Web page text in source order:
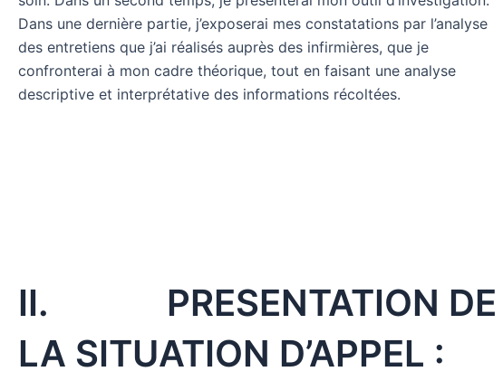
Dans une dernière partie, j’exposerai mes constatations par l’analyse
des entretiens que j’ai réalisés auprès des infirmières, que je
confronterai à mon cadre théorique, tout en faisant une analyse
descriptive et interprétative des informations récoltées.
II. PRESENTATION DE
LA SITUATION D’APPEL :